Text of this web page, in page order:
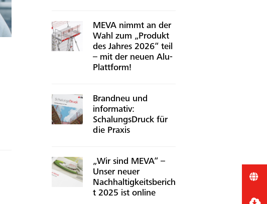
MEVA nimmt an der
Wahl zum „Produkt
des Jahres 2026“ teil
– mit der neuen Alu-
Plattform!
Brandneu und
informativ:
SchalungsDruck für
die Praxis
„Wir sind MEVA“ –
Unser neuer
Nachhaltigkeitsberich
t 2025 ist online